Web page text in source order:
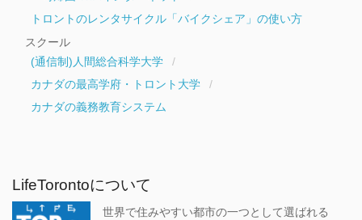
トロントのレンタサイクル「バイクシェア」の使い方
スクール
(通信制)人間総合科学大学
カナダの最高学府・トロント大学
カナダの義務教育システム
LifeTorontoについて
世界で住みやすい都市の一つとして選ばれる